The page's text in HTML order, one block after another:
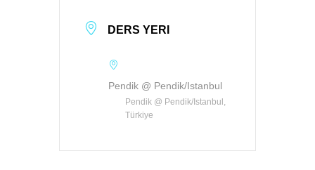
DERS YERI
Pendik @ Pendik/Istanbul
Pendik @ Pendik/Istanbul,
Türkiye